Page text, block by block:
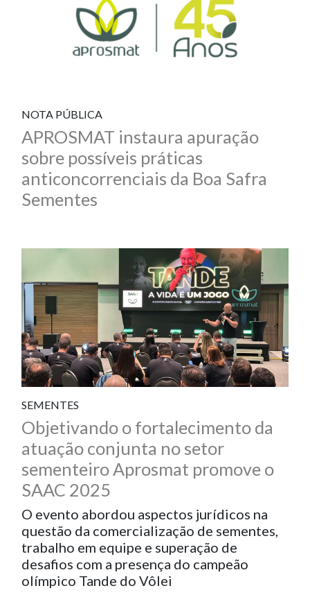
NOTA PÚBLICA
APROSMAT instaura apuração
sobre possíveis práticas
anticoncorrenciais da Boa Safra
Sementes
SEMENTES
Objetivando o fortalecimento da
atuação conjunta no setor
sementeiro Aprosmat promove o
SAAC 2025
O evento abordou aspectos jurídicos na
questão da comercialização de sementes,
trabalho em equipe e superação de
desafios com a presença do campeão
olímpico Tande do Vôlei